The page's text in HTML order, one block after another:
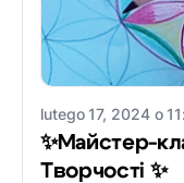
lutego 17, 2024 o
✨Майстер-
Творчості ✨